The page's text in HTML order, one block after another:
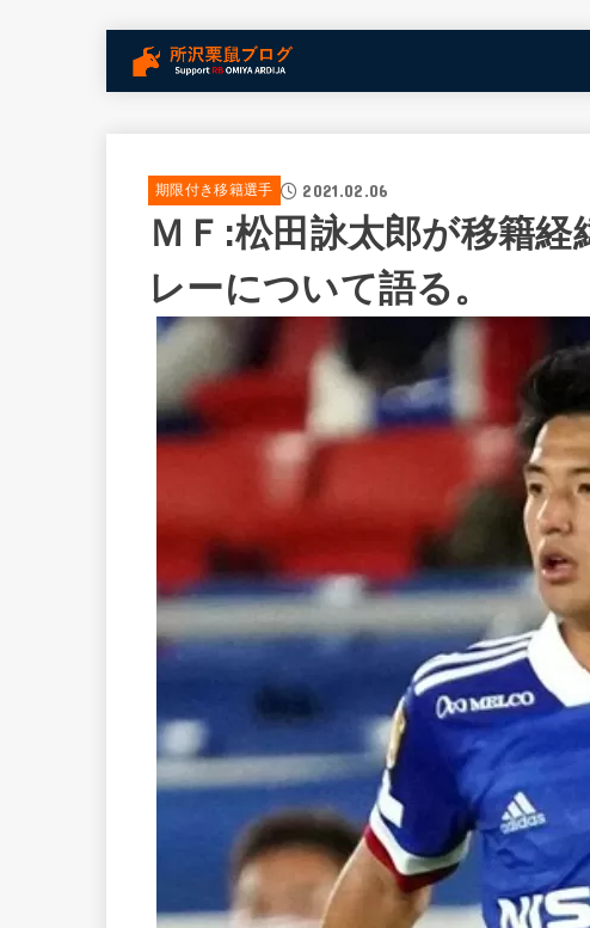
期限付き移籍選手 2021.02.06
ＭＦ:松田詠太郎が移籍
レーについて語る。